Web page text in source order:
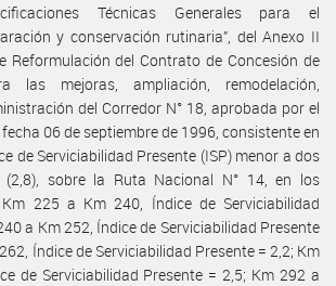
Técnicas Generales para el
y conservación rutinaria”, del Anexo II
Reformulación del Contrato de Concesión de
las mejoras, ampliación, remodelación,
del Corredor N° 18, aprobada por el
fecha 06 de septiembre de 1996, consistente en
de Serviciabilidad Presente (ISP) menor a dos
sobre la Ruta Nacional N° 14, en los
225 a Km 240, Índice de Serviciabilidad
a Km 252, Índice de Serviciabilidad Presente
Índice de Serviciabilidad Presente = 2,2; Km
de Serviciabilidad Presente = 2,5; Km 292 a